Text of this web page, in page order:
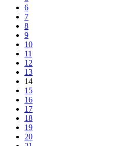
6
7
8
9
10
11
12
13
14
15
16
17
18
19
20